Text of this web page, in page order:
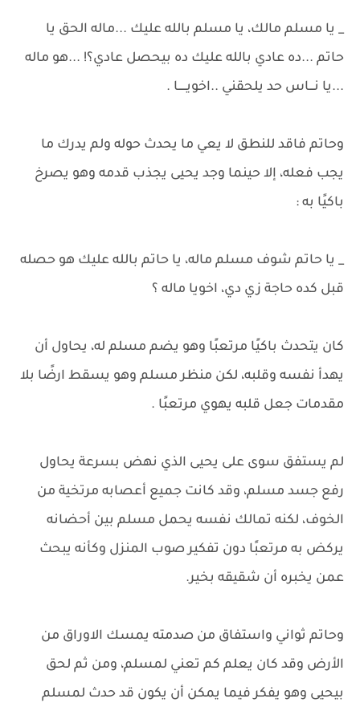
_ يا مسلم مالك، يا مسلم بالله عليك ...ماله الحق يا
حاتم ...ده عادي بالله عليك ده بيحصل عادي؟! ...هو ماله
...يا نـــاس حد يلحقني ..اخويـــــا .
وحاتم فاقد للنطق لا يعي ما يحدث حوله ولم يدرك ما
يجب فعله، إلا حينما وجد يحيى يجذب قدمه وهو يصرخ
باكيًا به :
_ يا حاتم شوف مسلم ماله، يا حاتم بالله عليك هو حصله
قبل كده حاجة زي دي، اخويا ماله ؟
كان يتحدث باكيًا مرتعبًا وهو يضم مسلم له، يحاول أن
يهدأ نفسه وقلبه، لكن منظر مسلم وهو يسقط ارضًا بلا
مقدمات جعل قلبه يهوي مرتعبًا .
لم يستفق سوى على يحيى الذي نهض بسرعة يحاول
رفع جسد مسلم، وقد كانت جميع أعصابه مرتخية من
الخوف، لكنه تمالك نفسه يحمل مسلم بين أحضانه
يركض به مرتعبًا دون تفكير صوب المنزل وكأنه يبحث
عمن يخبره أن شقيقه بخير.
وحاتم ثواني واستفاق من صدمته يمسك الاوراق من
الأرض وقد كان يعلم كم تعني لمسلم، ومن ثم لحق
بيحيى وهو يفكر فيما يمكن أن يكون قد حدث لمسلم